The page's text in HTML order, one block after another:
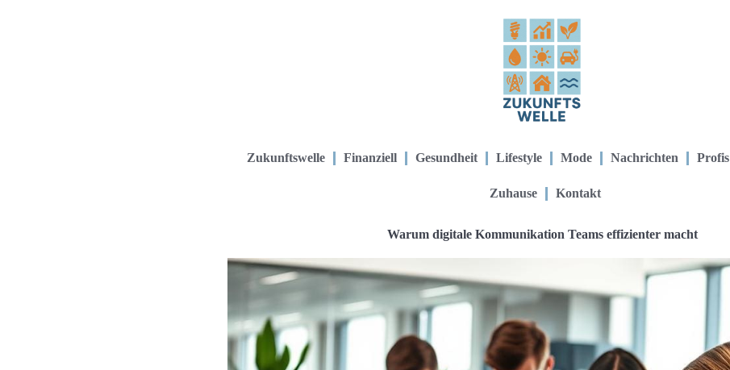
Zukunftswelle Finanziell Gesundheit Lifestyle Mode Nachrichten Profis
Zuhause Kontakt
Warum digitale Kommunikation Teams effizienter macht